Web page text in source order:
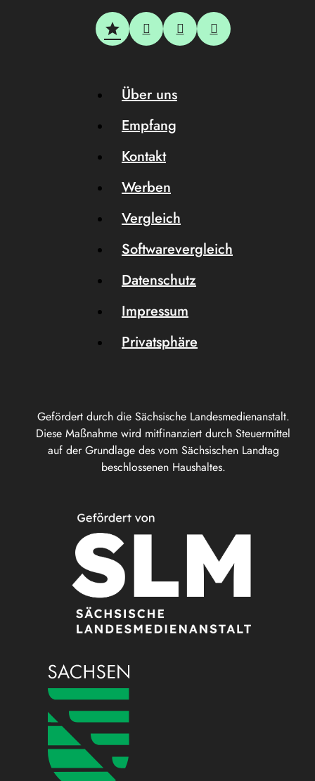
Gefördert durch die Sächsische Landesmedienanstalt.
Diese Maßnahme wird mitfinanziert durch Steuermittel
auf der Grundlage des vom Sächsischen Landtag
beschlossenen Haushaltes.
Über uns
Empfang
Kontakt
Werben
Vergleich
Softwarevergleich
Datenschutz
Impressum
Privatsphäre